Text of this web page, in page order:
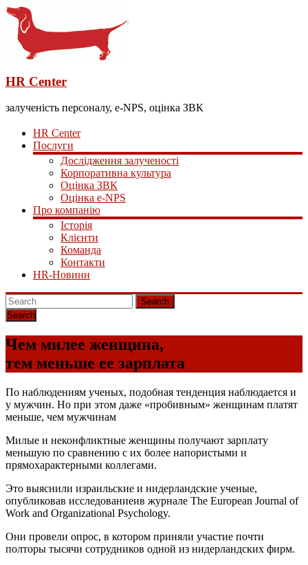
HR Center
залученість персоналу, e-NPS, оцінка ЗВК
HR Center
Послуги
Дослідження залученості
Корпоративна культура
Оцінка ЗВК
Оцінка e-NPS
Про компанію
Історія
Клієнти
Команда
Контакти
HR-Новини
Search
Чем милее женщина,
тем меньше ее зарплата
По наблюдениям ученых, подобная тенденция наблюдается и
у мужчин. Но при этом даже «пробивным» женщинам платят
меньше, чем мужчинам
Милые и неконфликтные женщины получают зарплату
меньшую по сравнению с их более напористыми и
прямохарактерными коллегами.
Это выяснили израильские и нидерландские ученые,
опубликовав исследованиеив журнале The European Journal of
Work and Organizational Psychology.
Они провели опрос, в котором приняли участие почти
полторы тысячи сотрудников одной из нидерландских фирм.